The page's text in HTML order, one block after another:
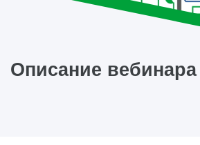
Описание вебинара